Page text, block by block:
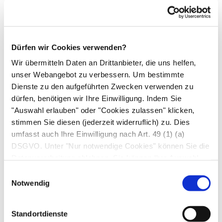
Dürfen wir Cookies verwenden?
Wir übermitteln Daten an Drittanbieter, die uns helfen,
unser Webangebot zu verbessern. Um bestimmte
Dienste zu den aufgeführten Zwecken verwenden zu
dürfen, benötigen wir Ihre Einwilligung. Indem Sie
"Auswahl erlauben" oder "Cookies zulassen" klicken,
stimmen Sie diesen (jederzeit widerruflich) zu. Dies
umfasst auch Ihre Einwilligung nach Art. 49 (1) (a)
DSGVO. Unter "Nur notwendige Cookies" können Sie die
Notwendig
Standortdienste
Chemotherapie, denn es besteht die Gefahr des
Tumor-Lyse-Syndroms: Dabei übersteigt die
durch den Zerfall des Tumors die
Ausscheidungskapazität der Nieren.
Mineralstoffentgleisungen und metabolische
Störungen sind die Folge; da es eine
Notfallsituation ist, ist rasches Handeln gefragt.
Hier werden meist Medikamente verordnet.
Therapie des Gichtanfalls. Bei Harnsäurewerten
über 9 mg/dl und gleichzeitigem Auftreten von
Gichtanfällen oder Nierensteinen ist neben der
Ernährungsumstellung eine medikamentöse
Behandlung erforderlich. Vor allem anderen
steht zunächst die Behandlung der sehr starken
Schmerzen mit Schmerzmitteln (NSAR).